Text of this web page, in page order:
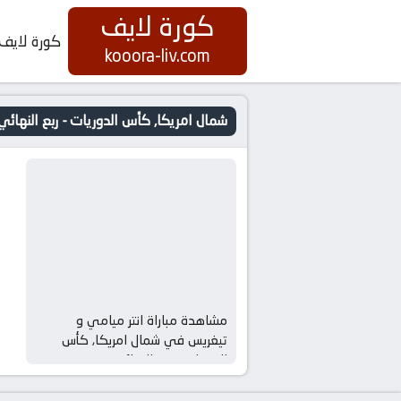
كورة لايف
kooora-liv.com
كورة
شمال امريكا, كأس الدوريات - ربع
مشاهدة مباراة انتر ميامي و
تيغريس في شمال امريكا, كأس
الدوريات – ربع النهائي